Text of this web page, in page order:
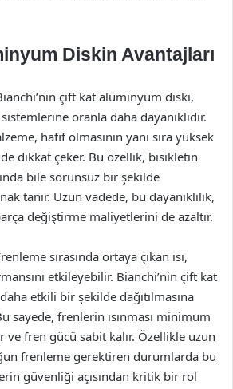
Diskin Avantajları
çift kat alüminyum diski,
oranla daha dayanıklıdır.
hafif olmasının yanı sıra yüksek
dikkat çeker. Bu özellik, bisikletin
bile sorunsuz bir şekilde
tanır. Uzun vadede, bu dayanıklılık,
değiştirme maliyetlerini de azaltır.
sırasında ortaya çıkan ısı,
etkileyebilir. Bianchi’nin çift kat
daha etkili bir şekilde dağıtılmasına
sayede, frenlerin ısınması minimum
ve fren gücü sabit kalır. Özellikle uzun
frenleme gerektiren durumlarda bu
güvenliği açısından kritik bir rol